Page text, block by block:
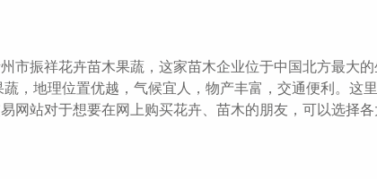
市振祥花卉苗木果蔬，这家苗木企业位于中国北方最大
地理位置优越，气候宜人，物产丰富，交通便利。这
网站对于想要在网上购买花卉、苗木的朋友，可以选择